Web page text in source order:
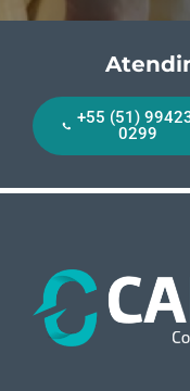
+55 (51)
0299